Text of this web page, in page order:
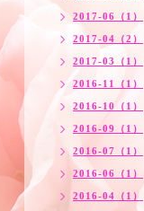
2017-06（1）
2017-04（2）
2017-03（1）
2016-11（1）
2016-10（1）
2016-09（1）
2016-07（1）
2016-06（1）
2016-04（1）